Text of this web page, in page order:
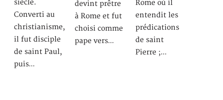
siècle.
Converti au
christianisme,
il fut disciple
de saint Paul,
puis…
devint prêtre
à Rome et fut
choisi comme
pape vers…
Rome où il
entendit les
prédications
de saint
Pierre ;…